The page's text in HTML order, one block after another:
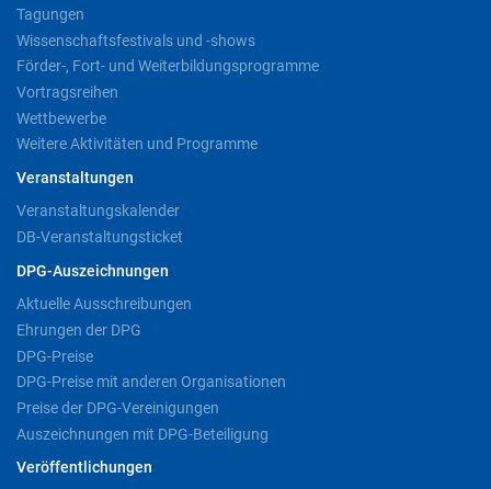
Tagungen
Wissenschaftsfestivals und -shows
Förder-, Fort- und Weiterbildungsprogramme
Vortragsreihen
Wettbewerbe
Weitere Aktivitäten und Programme
Veranstaltungen
Veranstaltungskalender
DB-Veranstaltungsticket
DPG-Auszeichnungen
Aktuelle Ausschreibungen
Ehrungen der DPG
DPG-Preise
DPG-Preise mit anderen Organisationen
Preise der DPG-Vereinigungen
Auszeichnungen mit DPG-Beteiligung
Veröffentlichungen